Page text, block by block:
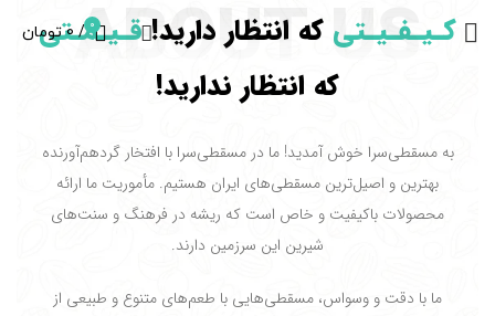
0
/
0 تومان کـیـفـیـتی که انتظار دارید!قـیـمـتی
که انتظار ندارید!
ABOUT US
به مسقطی‌سرا خوش آمدید! ما در مسقطی‌سرا با افتخار گردهم‌آورنده
بهترین و اصیل‌ترین مسقطی‌های ایران هستیم. مأموریت ما ارائه
محصولات باکیفیت و خاص است که ریشه در فرهنگ و سنت‌های
شیرین این سرزمین دارند.
ما با دقت و وسواس، مسقطی‌هایی با طعم‌های متنوع و طبیعی از